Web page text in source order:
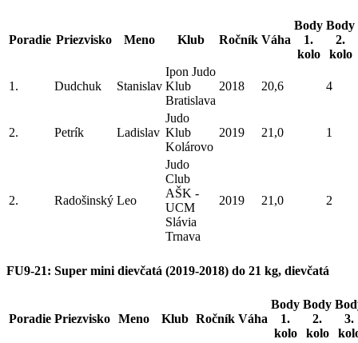
Poradie Priezvisko Meno Klub Ročník Váha
Body
1.
kolo
Body
2.
kolo
1. Dudchuk Stanislav
Ipon Judo
Klub
Bratislava
2018 20,6 4
2. Petrík Ladislav
Judo
Klub
Kolárovo
2019 21,0 1
2. Radošinský Leo
Judo
Club
AŠK -
UCM
Slávia
Trnava
2019 21,0 2
FU9-21: Super mini dievčatá (2019-2018) do 21 kg, dievčatá
Poradie Priezvisko Meno Klub Ročník Váha
Body
1.
kolo
Body
2.
kolo
3.